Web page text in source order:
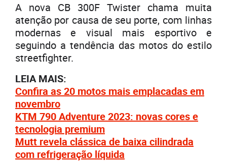
A nova CB 300F Twister chama muita
atenção por causa de seu porte, com linhas
modernas e visual mais esportivo e
seguindo a tendência das motos do estilo
streetfighter.
LEIA MAIS:
Confira as 20 motos mais emplacadas em
novembro
KTM 790 Adventure 2023: novas cores e
tecnologia premium
Mutt revela clássica de baixa cilindrada
com refrigeração líquida